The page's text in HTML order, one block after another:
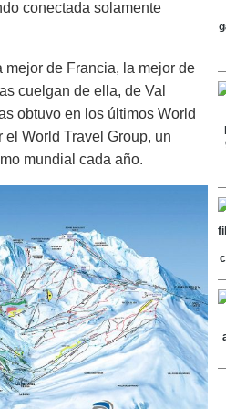
conectada solamente
mejor de Francia, la mejor de
cuelgan de ella, de Val
obtuvo en los últimos World
World Travel Group, un
mundial cada año.